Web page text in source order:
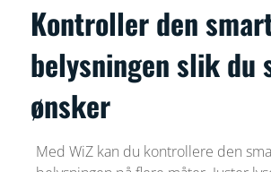
Kontroller den
belysningen slik du
ønsker
Med WiZ kan du kontrollere den